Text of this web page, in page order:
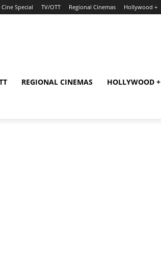
Cine Special TV/OTT Regional Cinemas Hollywood +
REGIONAL CINEMAS HOLLYWOOD +